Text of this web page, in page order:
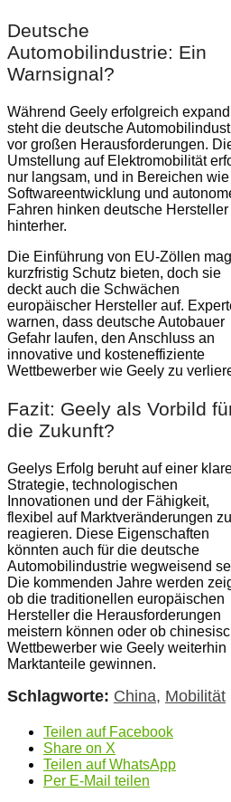
Deutsche
Automobilindustrie: Ein
Warnsignal?
Während Geely erfolgreich
steht die deutsche
vor großen Herausforderungen.
Umstellung auf Elektromobilität
nur langsam, und in Bereichen wie
Softwareentwicklung und
Fahren hinken deutsche Hersteller
hinterher.
Die Einführung von EU-Zöllen mag
kurzfristig Schutz bieten, doch sie
deckt auch die Schwächen
europäischer Hersteller auf.
warnen, dass deutsche Autobauer
Gefahr laufen, den Anschluss an
innovative und kosteneffiziente
Wettbewerber wie Geely zu
Fazit: Geely als Vorbild
die Zukunft?
Geelys Erfolg beruht auf einer
Strategie, technologischen
Innovationen und der Fähigkeit,
flexibel auf Marktveränderungen zu
reagieren. Diese Eigenschaften
könnten auch für die deutsche
Automobilindustrie wegweisend
Die kommenden Jahre werden
ob die traditionellen europäischen
Hersteller die Herausforderungen
meistern können oder ob
Wettbewerber wie Geely weiterhin
Marktanteile gewinnen.
Schlagworte: China, Mobilität
Teilen auf Facebook
Share on X
Teilen auf WhatsApp
Per E-Mail teilen